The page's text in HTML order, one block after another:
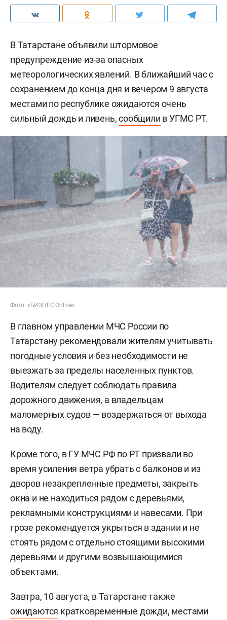
В Татарстане объявили штормовое
предупреждение из-за опасных
метеорологических явлений. В ближайший час с
сохранением до конца дня и вечером 9 августа
местами по республике ожидаются очень
сильный дождь и ливень,сообщили в УГМС РТ.
Фото: «БИЗНЕС Online»
В главном управлении МЧС России по
Татарстану рекомендовали жителям учитывать
погодные условия и без необходимости не
выезжать за пределы населенных пунктов.
Водителям следует соблюдать правила
дорожного движения, а владельцам
маломерных судов — воздержаться от выхода
на воду.
Кроме того, в ГУ МЧС РФ по РТ призвали во
время усиления ветра убрать с балконов и из
дворов незакрепленные предметы, закрыть
окна и не находиться рядом с деревьями,
рекламными конструкциями и навесами. При
грозе рекомендуется укрыться в здании и не
стоять рядом с отдельно стоящими высокими
деревьями и другими возвышающимися
объектами.
Завтра, 10 августа, в Татарстане также
ожидаются кратковременные дожди, местами